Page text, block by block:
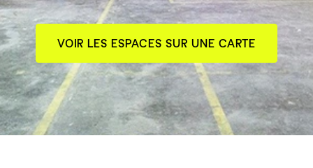
VOIR LES ESPACES SUR UNE CARTE